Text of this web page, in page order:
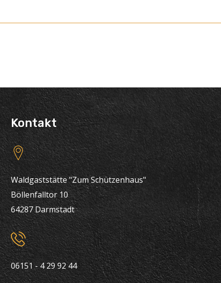
Kontakt
Waldgaststätte "Zum Schützenhaus"
Böllenfalltor 10
64287 Darmstadt
06151 - 4 29 92 44